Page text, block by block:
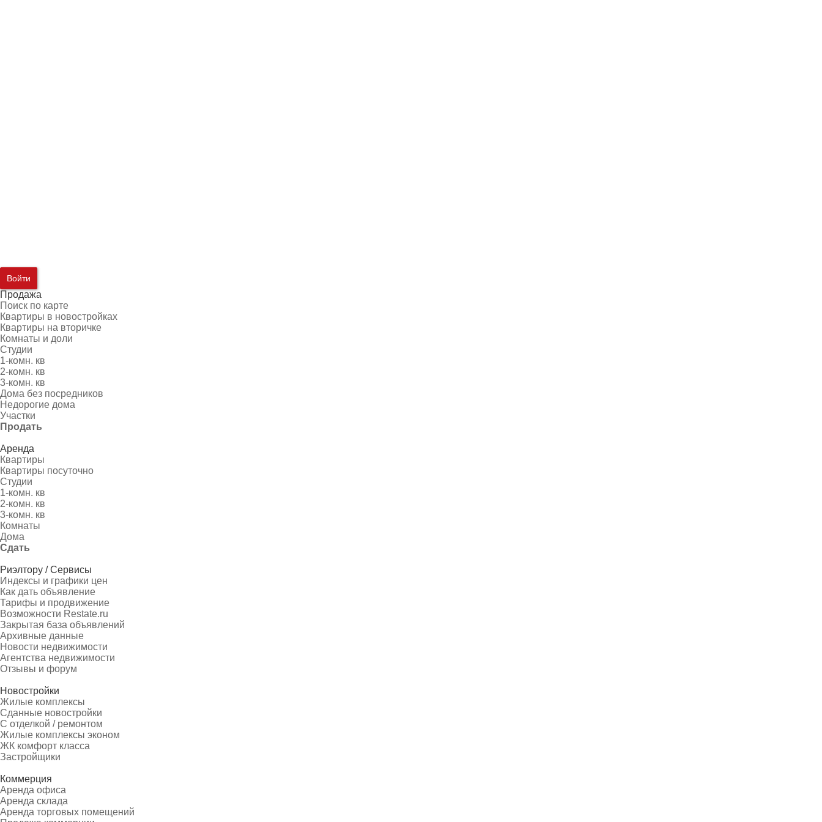
Войти
Продажа
Поиск по карте
Квартиры в новостройках
Квартиры на вторичке
Комнаты и доли
Студии
1-комн. кв
2-комн. кв
3-комн. кв
Дома без посредников
Недорогие дома
Участки
Продать
Аренда
Квартиры
Квартиры посуточно
Студии
1-комн. кв
2-комн. кв
3-комн. кв
Комнаты
Дома
Сдать
Риэлтору / Сервисы
Индексы и графики цен
Как дать объявление
Тарифы и продвижение
Возможности Restate.ru
Закрытая база объявлений
Архивные данные
Новости недвижимости
Агентства недвижимости
Отзывы и форум
Новостройки
Жилые комплексы
Сданные новостройки
С отделкой / ремонтом
Жилые комплексы эконом
ЖК комфорт класса
Застройщики
Коммерция
Аренда офиса
Аренда склада
Аренда торговых помещений